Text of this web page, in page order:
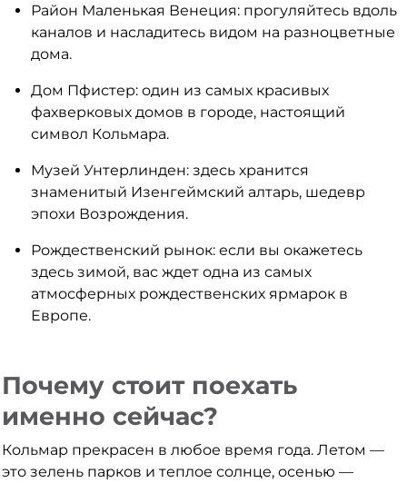
Район Маленькая Венеция: прогуляйтесь вдоль
каналов и насладитесь видом на разноцветные
дома.
Дом Пфистер: один из самых красивых
фахверковых домов в городе, настоящий
символ Кольмара.
Музей Унтерлинден: здесь хранится
знаменитый Изенгеймский алтарь, шедевр
эпохи Возрождения.
Рождественский рынок: если вы окажетесь
здесь зимой, вас ждет одна из самых
атмосферных рождественских ярмарок в
Европе.
Почему стоит поехать
именно сейчас?
Кольмар прекрасен в любое время года. Летом —
это зелень парков и теплое солнце, осенью —